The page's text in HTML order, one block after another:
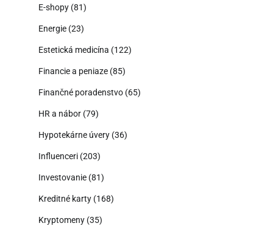
E-shopy (81)
Energie (23)
Estetická medicína (122)
Financie a peniaze (85)
Finančné poradenstvo (65)
HR a nábor (79)
Hypotekárne úvery (36)
Influenceri (203)
Investovanie (81)
Kreditné karty (168)
Kryptomeny (35)